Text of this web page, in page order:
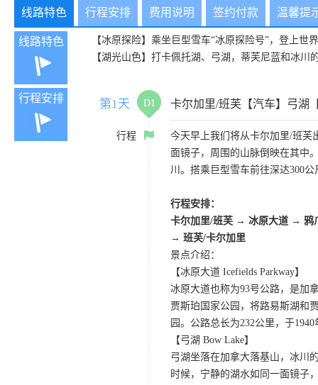
线路特色 行程安排 费用说明 签约付款 温馨提
线路特色
【冰原探险】乘坐巨型雪车“冰原探险号”，登上世
【湖光山色】打卡佩托湖、弓湖，蒂芙尼蓝和冰川
行程安排 第1天 D1 卡尔加里/班芙【汽车】弓湖
行程
今天早上我们将从卡尔加里/班芙
面镜子，周围的山脉倒映在其中
川。搭乘巨型雪车前往深达300
行程安排：
卡尔加里/班芙 → 冰原大道 → 鸦
→ 班芙/卡尔加里
景点介绍：
【冰原大道 Icefields Parkway】
冰原大道也称为93号公路，是加
贾斯珀国家公园，将路易斯湖和
园。公路总长为232公里，于
【弓湖 Bow Lake】
弓湖坐落在加拿大落基山，冰川
时候，宁静的湖水如同一面镜子